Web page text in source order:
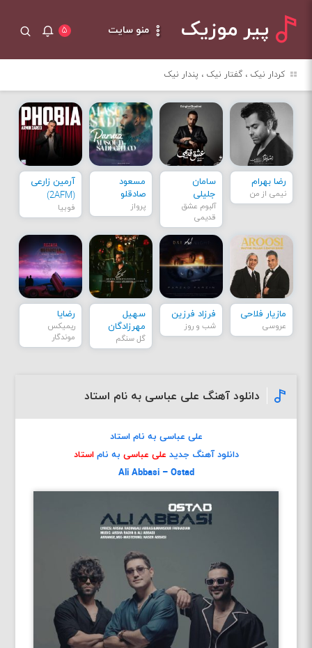
پیر موزیک منو سایت ۵
کردار نیک ، گفتار نیک ، پندار نیک
رضا بهرام
نیمی از من
سامان
جلیلی
آلبوم عشق
قدیمی
مسعود
صادقلو
پرواز
آرمین زارعی
(2AFM)
فوبیا
مازیار فلاحی
عروسی
فرزاد فرزین
شب و روز
سهیل
مهرزادگان
گل سنگم
رضایا
ریمیکس
موندگار
دانلود آهنگ علی عباسی به نام استاد
علی عباسی به نام استاد
دانلود آهنگ جدید علی عباسی به ناماستاد
Ali Abbasi – Ostad